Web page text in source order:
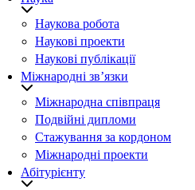
Наукова робота
Наукові проекти
Наукові публікації
Міжнародні зв’язки
Міжнародна співпраця
Подвійні дипломи
Стажування за кордоном
Міжнародні проекти
Абітурієнту